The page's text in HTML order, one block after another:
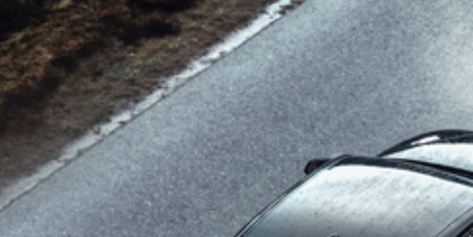
var och en med en godkänd belastning på
500 kg. Den multifunktionella baktippen är
enkel att använda och anpassa efter behov,
på tandem-modellerna är integrerad
rampförvaring standard vilket gör det enkelt
att extrautrusta med ramper för smidig
transport av maskiner och fordon. För ökad
hållbarhet och säkerhet har ljusrampen en
uppgraderad design som skyddar all
utvändig el, samtidigt som dess sneda vinkel
minimerar smutsansamling.
Standardutrustningen inkluderar även
fällbara och avtagbara lämsidor samt
avtagbara hörnstolpar, vilket ger maximal